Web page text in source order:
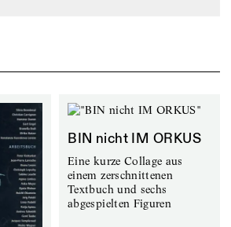
BIN nicht IM ORKUS
Eine kurze Collage aus
einem zerschnittenen
Textbuch und sechs
abgespielten Figuren